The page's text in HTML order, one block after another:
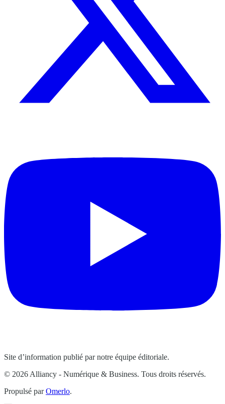
Site d’information publié par notre équipe éditoriale.
© 2026 Alliancy - Numérique & Business. Tous droits réservés.
Propulsé parOmerlo.